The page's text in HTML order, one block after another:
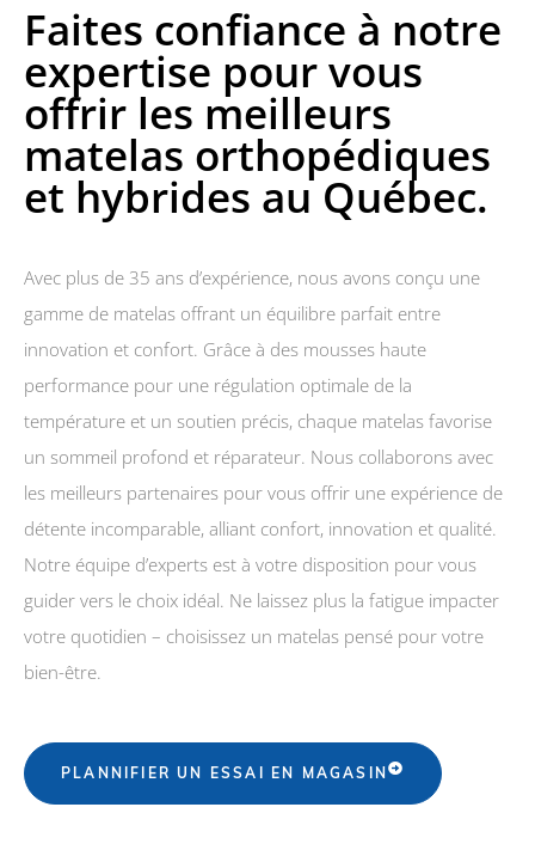
Faites confiance à notre
expertise pour vous
offrir les meilleurs
matelas orthopédiques
et hybrides au Québec.
Avec plus de 35 ans d’expérience, nous avons conçu une
gamme de matelas offrant un équilibre parfait entre
innovation et confort. Grâce à des mousses haute
performance pour une régulation optimale de la
température et un soutien précis, chaque matelas favorise
un sommeil profond et réparateur. Nous collaborons avec
les meilleurs partenaires pour vous offrir une expérience de
détente incomparable, alliant confort, innovation et qualité.
Notre équipe d’experts est à votre disposition pour vous
guider vers le choix idéal. Ne laissez plus la fatigue impacter
votre quotidien – choisissez un matelas pensé pour votre
bien-être.
PLANNIFIER UN ESSAI EN MAGASIN